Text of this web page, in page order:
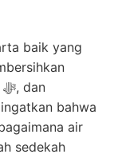
baik yang
air
sedekah